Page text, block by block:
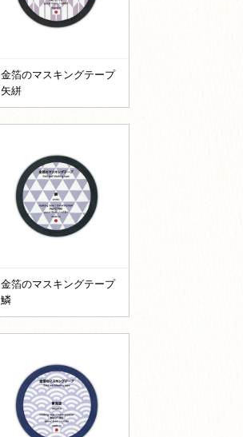
金箔のマスキングテープ
矢絣
金箔のマスキングテープ
鱗